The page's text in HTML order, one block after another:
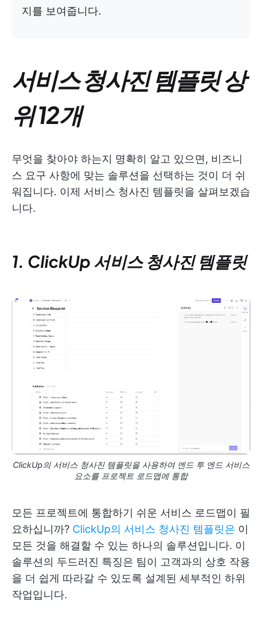
지를 보여줍니다.
서비스 청사진 템플릿 상
위 12개
무엇을 찾아야 하는지 명확히 알고 있으면, 비즈니
스 요구 사항에 맞는 솔루션을 선택하는 것이 더 쉬
워집니다. 이제 서비스 청사진 템플릿을 살펴보겠습
니다.
1. ClickUp 서비스 청사진 템플릿
ClickUp의 서비스 청사진 템플릿을 사용하여 엔드 투 엔드 서비스
요소를 프로젝트 로드맵에 통합
모든 프로젝트에 통합하기 쉬운 서비스 로드맵이 필
요하십니까? ClickUp의 서비스 청사진 템플릿은 이
모든 것을 해결할 수 있는 하나의 솔루션입니다. 이
솔루션의 두드러진 특징은 팀이 고객과의 상호 작용
을 더 쉽게 따라갈 수 있도록 설계된 세부적인 하위
작업입니다.